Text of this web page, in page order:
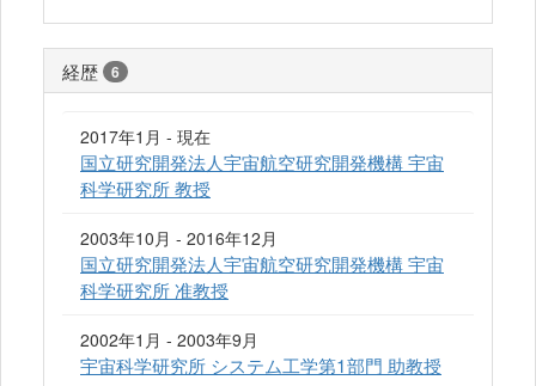
経歴 6
2017年1月 - 現在
国立研究開発法人宇宙航空研究開発機構 宇宙
科学研究所 教授
2003年10月 - 2016年12月
国立研究開発法人宇宙航空研究開発機構 宇宙
科学研究所 准教授
2002年1月 - 2003年9月
宇宙科学研究所 システム工学第1部門 助教授